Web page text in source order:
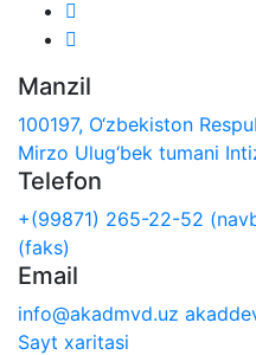
Manzil
100197, O‘zbekiston
Mirzo Ulug‘bek tumani
Telefon
+(99871) 265-22-52
(faks)
Email
info@akadmvd.uz
Sayt xaritasi